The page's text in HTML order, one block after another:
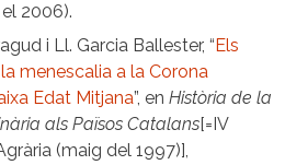
2006).
i Ll. Garcia Ballester, “ Els
menescalia a la Corona
Edat Mitjana”, en Història de la
als Països Catalans[=IV
(maig del 1997)],